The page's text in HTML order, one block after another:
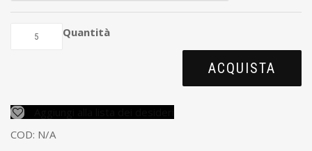
Quantità
ACQUISTA
COD: N/A